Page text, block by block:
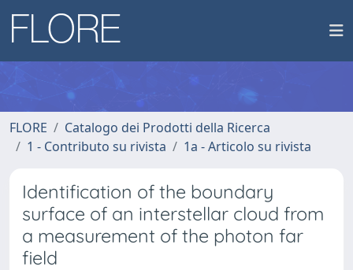
FLORE
Catalogo dei Prodotti della Ricerca
1 - Contributo su rivista
1a - Articolo su rivista
Identification of the boundary
surface of an interstellar cloud from
a measurement of the photon far
field